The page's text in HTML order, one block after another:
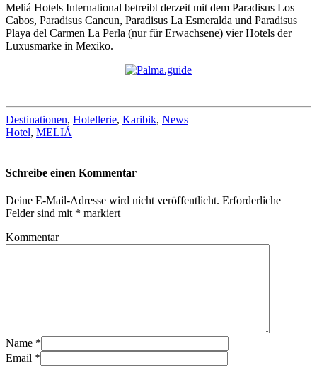
Meliá Hotels International betreibt derzeit mit dem Paradisus Los
Cabos, Paradisus Cancun, Paradisus La Esmeralda und Paradisus
Playa del Carmen La Perla (nur für Erwachsene) vier Hotels der
Luxusmarke in Mexiko.
Destinationen, Hotellerie, Karibik, News
Hotel, MELIÁ
Schreibe einen Kommentar
Deine E-Mail-Adresse wird nicht veröffentlicht. Erforderliche
Felder sind mit * markiert
Kommentar
Name *
Email *